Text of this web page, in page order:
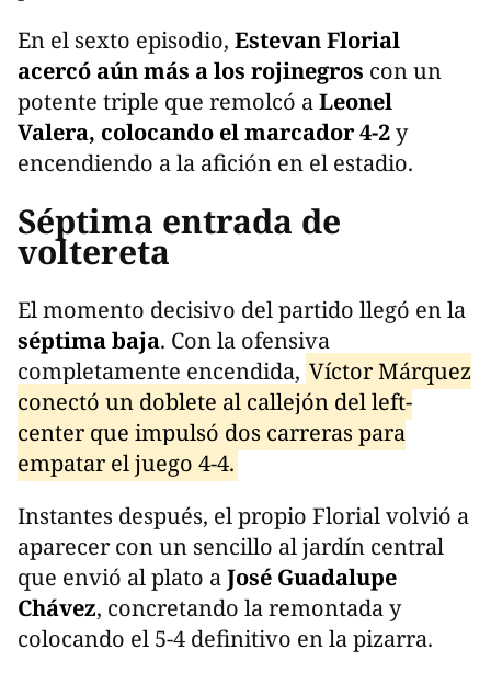
En el sexto episodio, Estevan Florial
acercó aún más a los rojinegros con un
potente triple que remolcó aLeonel
Valera, colocando el marcador 4-2y
encendiendo a la afición en el estadio.
Séptima entrada de
voltereta
El momento decisivo del partido llegó en la
séptima baja. Con la ofensiva
completamente encendida, Víctor Márquez
conectó un doblete al callejón del left-
center que impulsó dos carreras para
empatar el juego 4-4.
Instantes después, el propio Florial volvió a
aparecer con un sencillo al jardín central
que envió al plato aJosé Guadalupe
Chávez, concretando la remontada y
colocando el 5-4 definitivo en la pizarra.